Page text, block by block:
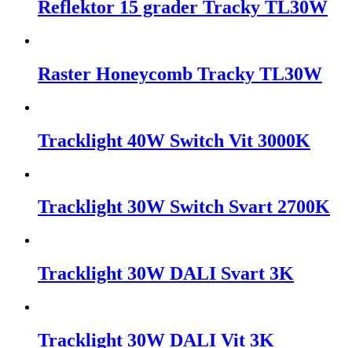
Reflektor 15 grader Tracky TL30W
Raster Honeycomb Tracky TL30W
Tracklight 40W Switch Vit 3000K
Tracklight 30W Switch Svart 2700K
Tracklight 30W DALI Svart 3K
Tracklight 30W DALI Vit 3K